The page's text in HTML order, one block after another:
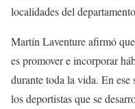
localidades del
Martín Laventure afirmó
es promover e incorporar
durante toda la vida. En
los deportistas que se